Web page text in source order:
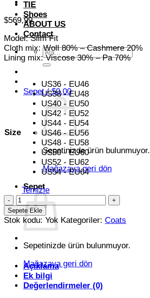
TIE
Shoes
ABOUT US
Contact
Ara:
Sepet /$0,00
Sepetinizde ürün bulunmuyor.
Mağazaya geri dön
Sepet
Sepetinizde ürün bulunmuyor.
Mağazaya geri dön
$569,99
Model: Slim Fit
Cloth mix: Woll 80% – Cashmere 20%
Lining mix: Viscose 30% – Pa 70%
Size
US36 - EU46
US38 - EU48
US40 - EU50
US42 - EU52
US44 - EU54
US46 - EU56
US48 - EU58
US50 - EU60
US52 - EU62
US54 - EU64
Temizle
Black
Double
Breasted
Coat
adet
Sepete Ekle
Stok kodu: Yok Kategoriler: Coats
Açıklama
Ek bilgi
Değerlendirmeler (0)